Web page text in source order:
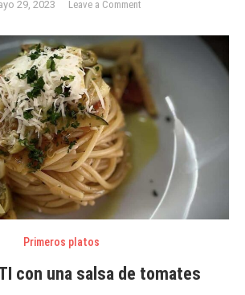
29, 2023 Leave a Comment
desalado
crema
Primeros platos
con una salsa de tomates